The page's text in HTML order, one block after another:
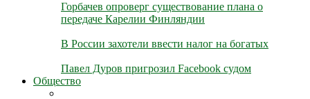
Горбачев опроверг существование плана о
передаче Карелии Финляндии
В России захотели ввести налог на богатых
Павел Дуров пригрозил Facebook судом
Общество